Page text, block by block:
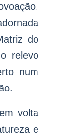
do
relevo
num
volta
e